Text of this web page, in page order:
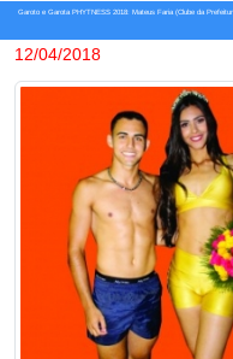
Garoto e Garota PHYTNESS 2018: Mateus Faria (Clube da
12/04/2018